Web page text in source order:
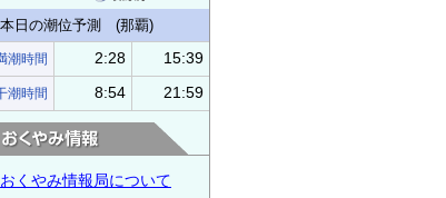
本日の潮位予測 (那覇)
潮時間 2:28 15:39
潮時間 8:54 21:59
おくやみ情報局について